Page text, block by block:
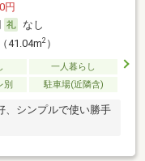
円
なし
41.04m2）
一人暮らし
別 駐車場(近隣含)
、シンプルで使い勝手